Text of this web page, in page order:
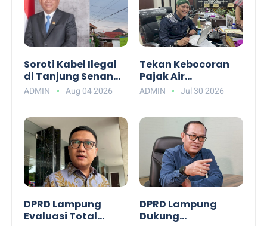
Soroti Kabel Ilegal
di Tanjung Senang,
Budiman AS:
Jangan Biarkan
ADMIN Aug 04 2026
Tekan Kebocoran
Pajak Air
Permukaan, DPRD
Watermeter
ADMIN Jul 30 2026
DPRD Lampung
Evaluasi Total
DPRD Lampung
Dukung